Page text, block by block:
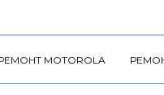
MOTOROLA